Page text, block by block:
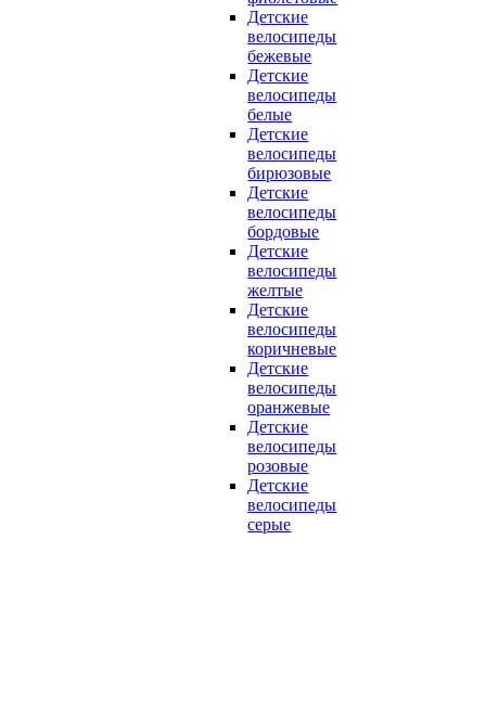
Детские
велосипеды
бежевые
Детские
велосипеды
белые
Детские
велосипеды
бирюзовые
Детские
велосипеды
бордовые
Детские
велосипеды
желтые
Детские
велосипеды
коричневые
Детские
велосипеды
оранжевые
Детские
велосипеды
розовые
Детские
велосипеды
серые